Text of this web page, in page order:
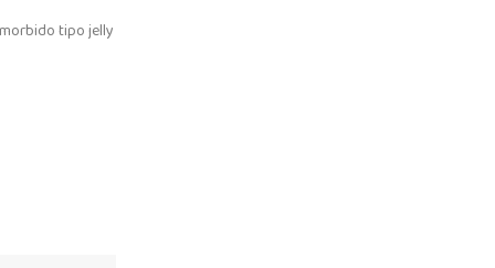
tipo jelly